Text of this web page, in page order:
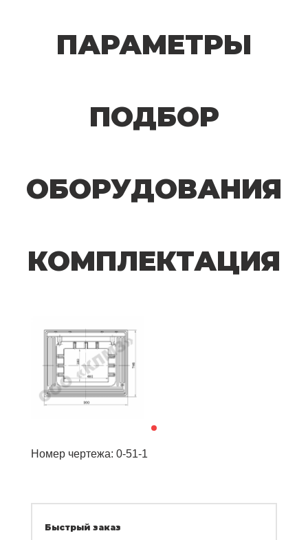
ПАРАМЕТРЫ
ПОДБОР
ОБОРУДОВАНИЯ
КОМПЛЕКТАЦИЯ
Номер чертежа: 0-51-1
Быстрый заказ